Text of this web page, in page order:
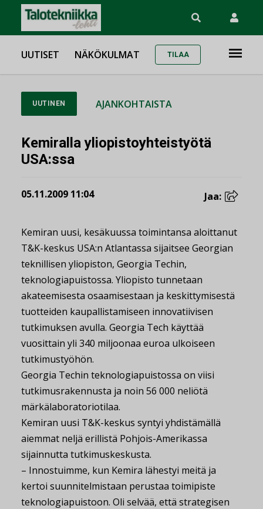
UUTISET NÄKÖKULMAT TILAA
UUTINEN AJANKOHTAISTA
Kemiralla yliopistoyhteistyötä
USA:ssa
05.11.2009 11:04 Jaa:
Kemiran uusi, kesäkuussa toimintansa aloittanut
T&K-keskus USA:n Atlantassa sijaitsee Georgian
teknillisen yliopiston, Georgia Techin,
teknologiapuistossa. Yliopisto tunnetaan
akateemisesta osaamisestaan ja keskittymisestä
tuotteiden kaupallistamiseen innovatiivisen
tutkimuksen avulla. Georgia Tech käyttää
vuosittain yli 340 miljoonaa euroa ulkoiseen
tutkimustyöhön.
Georgia Techin teknologiapuistossa on viisi
tutkimusrakennusta ja noin 56 000 neliötä
märkälaboratoriotilaa.
Kemiran uusi T&K-keskus syntyi yhdistämällä
aiemmat neljä erillistä Pohjois-Amerikassa
sijainnutta tutkimuskeskusta.
– Innostuimme, kun Kemira lähestyi meitä ja
kertoi suunnitelmistaan perustaa toimipiste
teknologiapuistoon. Oli selvää, että strategisen